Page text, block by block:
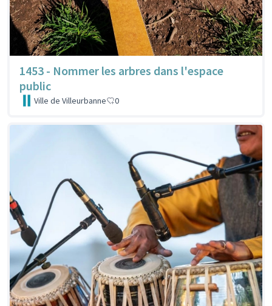
1453 - Nommer les arbres dans l'espace
public
Ville de Villeurbanne 0